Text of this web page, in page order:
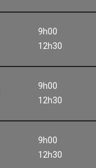
9h00
12h30
9h00
12h30
9h00
12h30